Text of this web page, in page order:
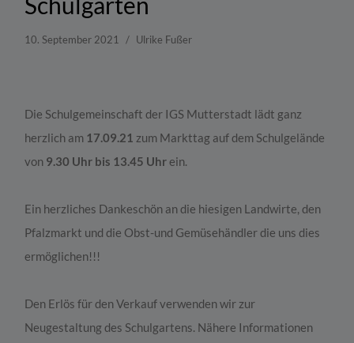
10. September 2021 Ulrike Fußer
Die Schulgemeinschaft der IGS Mutterstadt lädt ganz
herzlich am 17.09.21 zum Markttag auf dem Schulgelände
von 9.30 Uhr bis 13.45 Uhrein.
Ein herzliches Dankeschön an die hiesigen Landwirte, den
Pfalzmarkt und die Obst-und Gemüsehändler die uns dies
ermöglichen!!!
Den Erlös für den Verkauf verwenden wir zur
Neugestaltung des Schulgartens. Nähere Informationen